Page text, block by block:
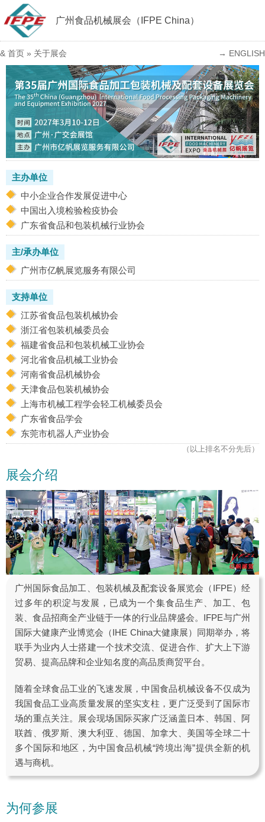
广州食品机械展会（IFPE China）
& 首页 » 关于展会 → ENGLISH
主办单位
中小企业合作发展促进中心
中国出入境检验检疫协会
广东省食品和包装机械行业协会
主/承办单位
广州市亿帆展览服务有限公司
支持单位
江苏省食品包装机械协会
浙江省包装机械委员会
福建省食品和包装机械工业协会
河北省食品机械工业协会
河南省食品机械协会
天津食品包装机械协会
上海市机械工程学会轻工机械委员会
广东省食品学会
东莞市机器人产业协会
（以上排名不分先后）
展会介绍
广州国际食品加工、包装机械及配套设备展览会（IFPE）经
过多年的积淀与发展，已成为一个集食品生产、加工、包
装、食品招商全产业链于一体的行业品牌盛会。IFPE与广州
国际大健康产业博览会（IHE China大健康展）同期举办，将
联手为业内人士搭建一个技术交流、促进合作、扩大上下游
贸易、提高品牌和企业知名度的高品质商贸平台。
随着全球食品工业的飞速发展，中国食品机械设备不仅成为
我国食品工业高质量发展的坚实支柱，更广泛受到了国际市
场的重点关注。展会现场国际买家广泛涵盖日本、韩国、阿
联酋、俄罗斯、澳大利亚、德国、加拿大、美国等全球二十
多个国际和地区，为中国食品机械“跨境出海”提供全新的机
遇与商机。
为何参展